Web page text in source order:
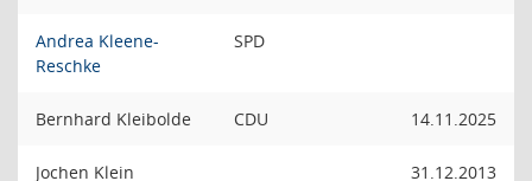
Andrea Kleene-
Reschke
SPD
Bernhard Kleibolde CDU 14.11.2025
Jochen Klein 31.12.2013